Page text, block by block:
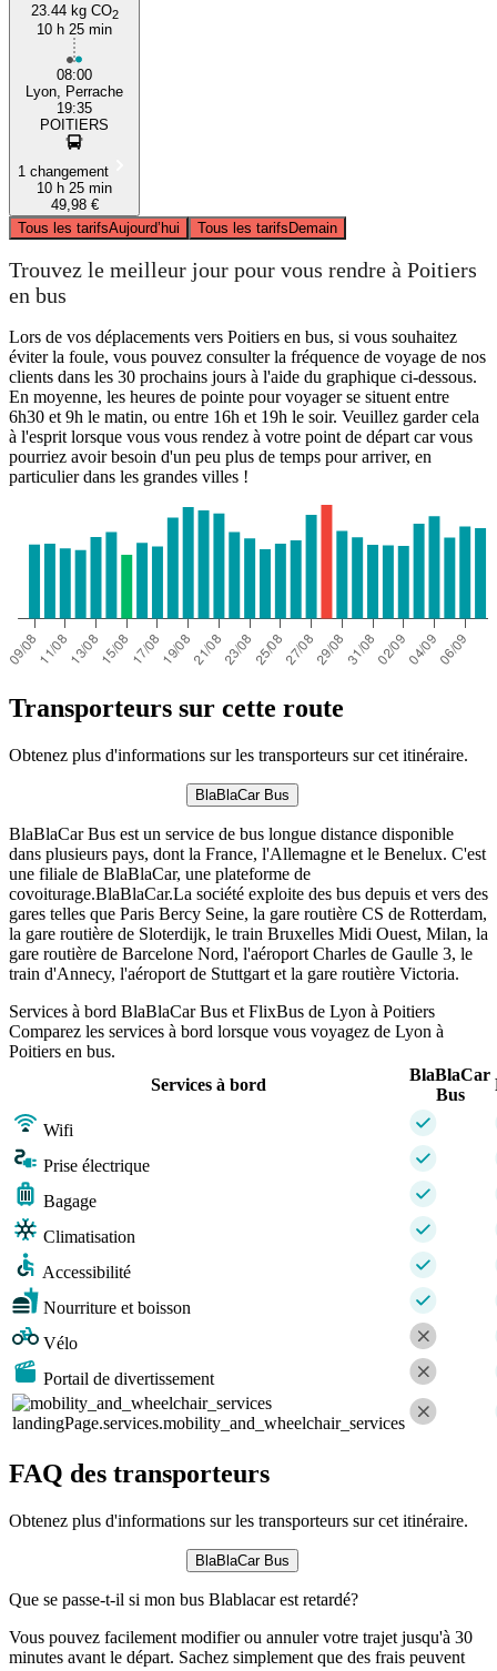
23.44 kg CO2
10 h 25 min
08:00
Lyon, Perrache
19:35
POITIERS
1 changement
10 h 25 min
49,98 €
Tous les tarifsAujourd’hui Tous les tarifsDemain
Trouvez le meilleur jour pour vous rendre à Poitiers
en bus
Lors de vos déplacements vers Poitiers en bus, si vous souhaitez
éviter la foule, vous pouvez consulter la fréquence de voyage de nos
clients dans les 30 prochains jours à l'aide du graphique ci-dessous.
En moyenne, les heures de pointe pour voyager se situent entre
6h30 et 9h le matin, ou entre 16h et 19h le soir. Veuillez garder cela
à l'esprit lorsque vous vous rendez à votre point de départ car vous
pourriez avoir besoin d'un peu plus de temps pour arriver, en
particulier dans les grandes villes !
Transporteurs sur cette route
Obtenez plus d'informations sur les transporteurs sur cet itinéraire.
BlaBlaCar Bus
BlaBlaCar Bus est un service de bus longue distance disponible
dans plusieurs pays, dont la France, l'Allemagne et le Benelux. C'est
une filiale de BlaBlaCar, une plateforme de
covoiturage.BlaBlaCar.La société exploite des bus depuis et vers des
gares telles que Paris Bercy Seine, la gare routière CS de Rotterdam,
la gare routière de Sloterdijk, le train Bruxelles Midi Ouest, Milan, la
gare routière de Barcelone Nord, l'aéroport Charles de Gaulle 3, le
train d'Annecy, l'aéroport de Stuttgart et la gare routière Victoria.
Services à bord BlaBlaCar Bus et FlixBus de Lyon à Poitiers
Comparez les services à bord lorsque vous voyagez de Lyon à
Poitiers en bus.
Services à bord
BlaBlaCar
Bus
Wifi
Prise électrique
Bagage
Climatisation
Accessibilité
Nourriture et boisson
Vélo
Portail de divertissement
landingPage.services.mobility_and_wheelchair_services
FAQ des transporteurs
Obtenez plus d'informations sur les transporteurs sur cet itinéraire.
BlaBlaCar Bus
Que se passe-t-il si mon bus Blablacar est retardé?
Vous pouvez facilement modifier ou annuler votre trajet jusqu'à 30
minutes avant le départ. Sachez simplement que des frais peuvent